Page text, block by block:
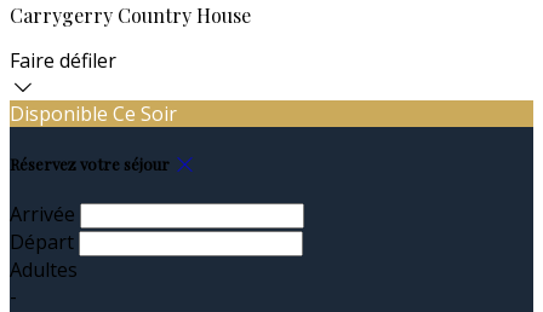
Carrygerry Country House
Faire défiler
Disponible Ce Soir
Réservez votre séjour
Arrivée
Départ
Adultes
-